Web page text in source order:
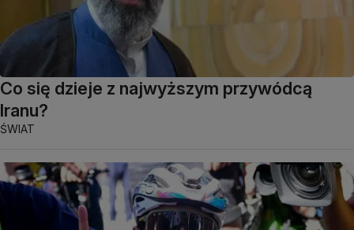
Co się dzieje z najwyższym przywódcą
Iranu?
ŚWIAT